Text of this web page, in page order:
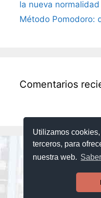
Utilizamos
terceros, para
nuestra web.
la nueva normalidad
Método Pomodoro:
Comentarios
Paseo de la
tel.
© Alpanu CN SL